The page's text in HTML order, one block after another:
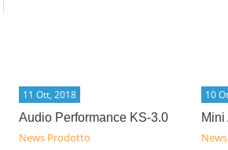
11 Ott, 2018
Audio Performance KS-3.0
News Prodotto
10
Mini